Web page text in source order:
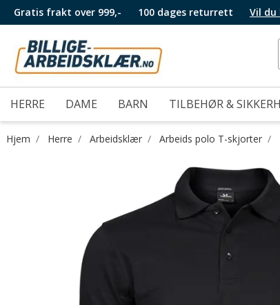
Gratis frakt over 999,- 100 dages returrett Vil
HERRE DAME BARN TILBEHØR &
Hjem Herre Arbeidsklær Arbeids polo T-skjorter